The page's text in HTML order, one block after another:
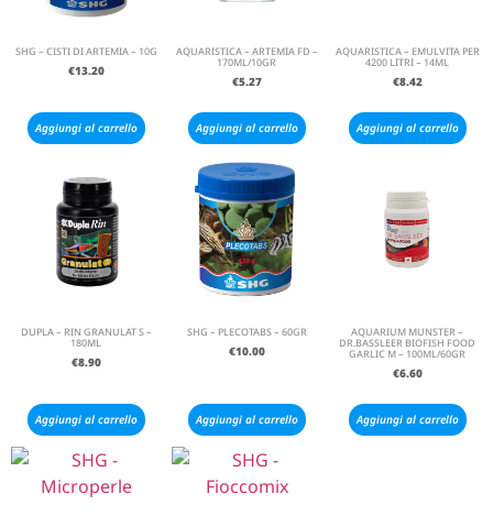
SHG – CISTI DI ARTEMIA – 10G
€13.20
Aggiungi al carrello
AQUARISTICA – ARTEMIA FD –
170ML/10GR
€5.27
Aggiungi al carrello
AQUARISTICA – EMULVITA PER
4200 LITRI – 14ML
€8.42
Aggiungi al carrello
DUPLA – RIN GRANULAT S –
180ML
€8.90
Aggiungi al carrello
SHG – PLECOTABS – 60GR
€10.00
Aggiungi al carrello
AQUARIUM MUNSTER –
DR.BASSLEER BIOFISH FOOD
GARLIC M – 100ML/60GR
€6.60
Aggiungi al carrello